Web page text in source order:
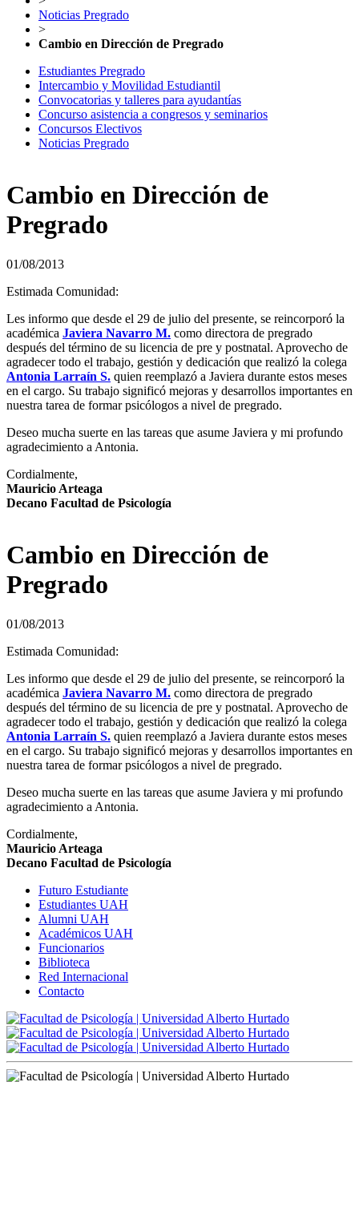
Noticias Pregrado
>
Cambio en Dirección de Pregrado
Estudiantes Pregrado
Intercambio y Movilidad Estudiantil
Convocatorias y talleres para ayudantías
Concurso asistencia a congresos y seminarios
Concursos Electivos
Noticias Pregrado
Cambio en Dirección de
Pregrado
01/08/2013
Estimada Comunidad:
Les informo que desde el 29 de julio del presente, se reincorporó la
académica Javiera Navarro M. como directora de pregrado
después del término de su licencia de pre y postnatal. Aprovecho de
agradecer todo el trabajo, gestión y dedicación que realizó la colega
Antonia Larraín S. quien reemplazó a Javiera durante estos meses
en el cargo. Su trabajo significó mejoras y desarrollos importantes en
nuestra tarea de formar psicólogos a nivel de pregrado.
Deseo mucha suerte en las tareas que asume Javiera y mi profundo
agradecimiento a Antonia.
Cordialmente,
Mauricio Arteaga
Decano Facultad de Psicología
Cambio en Dirección de
Pregrado
01/08/2013
Estimada Comunidad:
Les informo que desde el 29 de julio del presente, se reincorporó la
académica Javiera Navarro M. como directora de pregrado
después del término de su licencia de pre y postnatal. Aprovecho de
agradecer todo el trabajo, gestión y dedicación que realizó la colega
Antonia Larraín S. quien reemplazó a Javiera durante estos meses
en el cargo. Su trabajo significó mejoras y desarrollos importantes en
nuestra tarea de formar psicólogos a nivel de pregrado.
Deseo mucha suerte en las tareas que asume Javiera y mi profundo
agradecimiento a Antonia.
Cordialmente,
Mauricio Arteaga
Decano Facultad de Psicología
Futuro Estudiante
Estudiantes UAH
Alumni UAH
Académicos UAH
Funcionarios
Biblioteca
Red Internacional
Contacto